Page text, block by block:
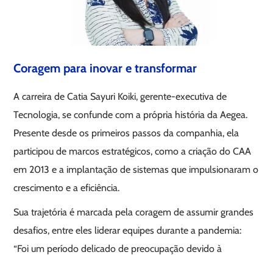
Coragem para inovar e transformar
A carreira de Catia Sayuri Koiki, gerente-executiva de
Tecnologia, se confunde com a própria história da Aegea.
Presente desde os primeiros passos da companhia, ela
participou de marcos estratégicos, como a criação do CAA
em 2013 e a implantação de sistemas que impulsionaram o
crescimento e a eficiência.
Sua trajetória é marcada pela coragem de assumir grandes
desafios, entre eles liderar equipes durante a pandemia:
“Foi um período delicado de preocupação devido à